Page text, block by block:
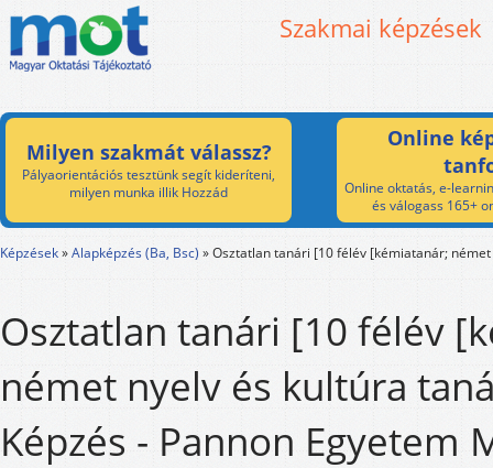
Szakmai képzések
Milyen szakmát válassz?
Pályaorientációs tesztünk segít kideríteni,
milyen munka illik Hozzád
Online
Online oktatás, e-
és válogass 165+
Képzések»Alapképzés (Ba, Bsc) »Osztatlan tanári [10 félév [kémiatanár;
Osztatlan tanári [10 félév
német nyelv és kultúra
Képzés - Pannon Egyetem